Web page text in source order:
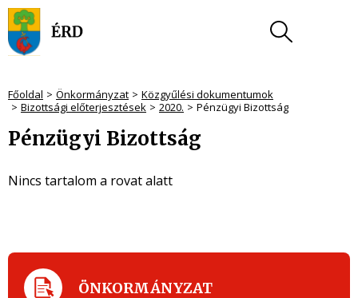
Főoldal Önkormányzat
Közgyűlési dokumentumok
Bizottsági előterjesztések
2020. Pénzügyi Bizottság
Pénzügyi Bizottság
Nincs tartalom a rovat alatt
ÖNKORMÁNYZAT